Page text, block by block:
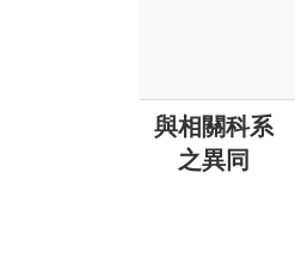
與相關科系
之異同